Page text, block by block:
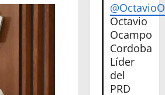
Octavio
Ocampo
Cordoba
Líder
del
PRD